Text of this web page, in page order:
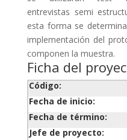
entrevistas semi
esta forma se
implementación del
componen la muestra.
Ficha del
Código:
Fecha de inicio:
Fecha de término:
Jefe de proyecto: